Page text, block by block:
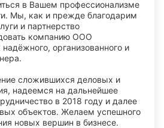
в Вашем профессионализме
Мы, как и прежде благодарим
и партнерство
компанию ООО
организованного и
сложившихся деловых и
надеемся на дальнейшее
в 2018 году и далее
объектов. Желаем успешного
новых вершин в бизнесе.